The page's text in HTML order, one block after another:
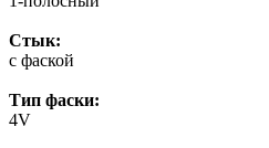
Стык:
с фаской
Тип фаски:
4V